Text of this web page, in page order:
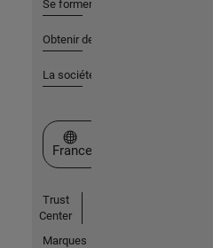
Se former
Obtenir de l'aide
La société
Sélectionner un site web
France
Trust
Center
Marques